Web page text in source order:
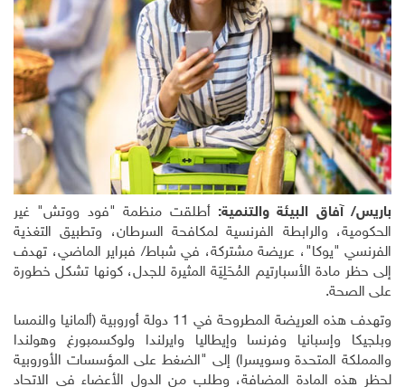
باريس/ آفاق البيئة والتنمية: أطلقت منظمة "فود ووتش" غير
الحكومية، والرابطة الفرنسية لمكافحة السرطان، وتطبيق التغذية
الفرنسي "يوكا"، عريضة مشتركة، في شباط/ فبراير الماضي، تهدف
إلى حظر مادة الأسبارتيم المُحَلِيَة المثيرة للجدل، كونها تشكل خطورة
على الصحة.
وتهدف هذه العريضة المطروحة في 11 دولة أوروبية (ألمانيا والنمسا
وبلجيكا وإسبانيا وفرنسا وإيطاليا وايرلندا ولوكسمبورغ وهولندا
والمملكة المتحدة وسويسرا) إلى "الضغط على المؤسسات الأوروبية
لحظر هذه المادة المضافة، وطلب من الدول الأعضاء في الاتحاد